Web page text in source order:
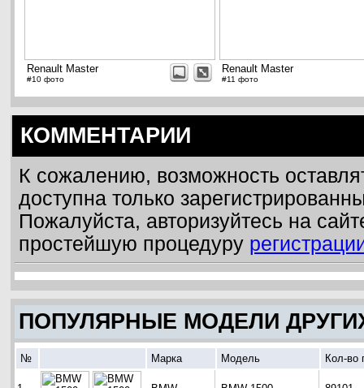
Renault Master
#10 фото
Renault Master
#11 фото
КОММЕНТАРИИ
К сожалению, возможность
доступна только
Пожалуйста, авторизуйтесь на
простейшую процедуру
ПОПУЛЯРНЫЕ МОДЕЛИ
№ Марка Модель Кол-во